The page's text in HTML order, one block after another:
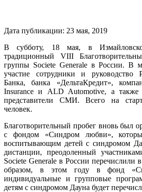
Дата публикации: 23 мая, 2019
В субботу, 18 мая, в
традиционный VIII
группы Societe Generale в России. В
участие сотрудники и руководство
Банка, банка «ДельтаКредит»,
Insurance и ALD Automotive, а
представители СМИ. Всего на
человек.
Благотворительный пробег вновь был
с фондом «Синдром любви»,
воспитывающим детей с синдромом
дистанции, преодоленный
Societe Generale в России перечислили
образом, в этом году в фонд
индивидуальные и групповые
детям с синдромом Дауна будет